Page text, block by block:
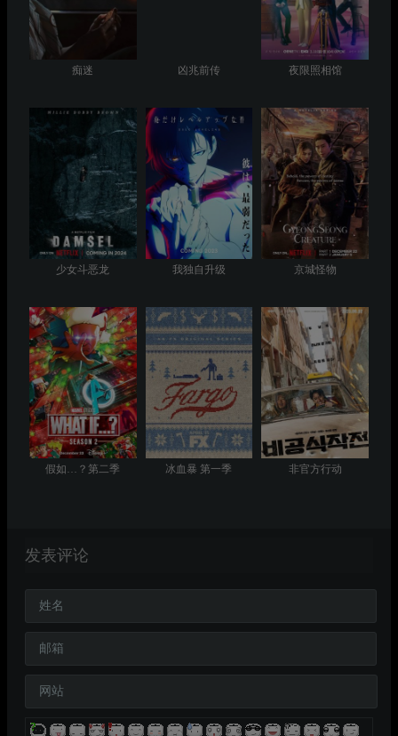
痴迷 凶兆前传 夜限照相馆
少女斗恶龙 我独自升级 京城怪物
假如…？第二季 冰血暴 第一季 非官方行动
发表评论
姓名
邮箱
网站